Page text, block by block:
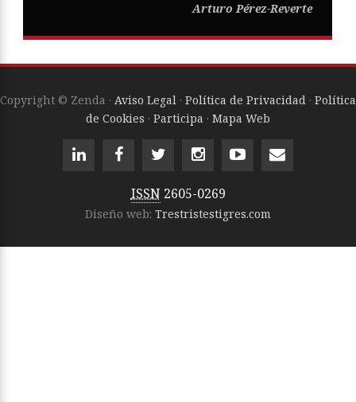
Arturo Pérez-Reverte
Copyright © Zenda · Aviso Legal · Política de Privacidad · Política
de Cookies · Participa · Mapa Web
ISSN 2605-0269
Diseño web: Trestristestigres.com